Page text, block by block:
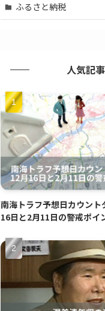
ふるさと納税
人気記事
南海トラフ予想日カウント
16日と2月11日の警戒ポイ